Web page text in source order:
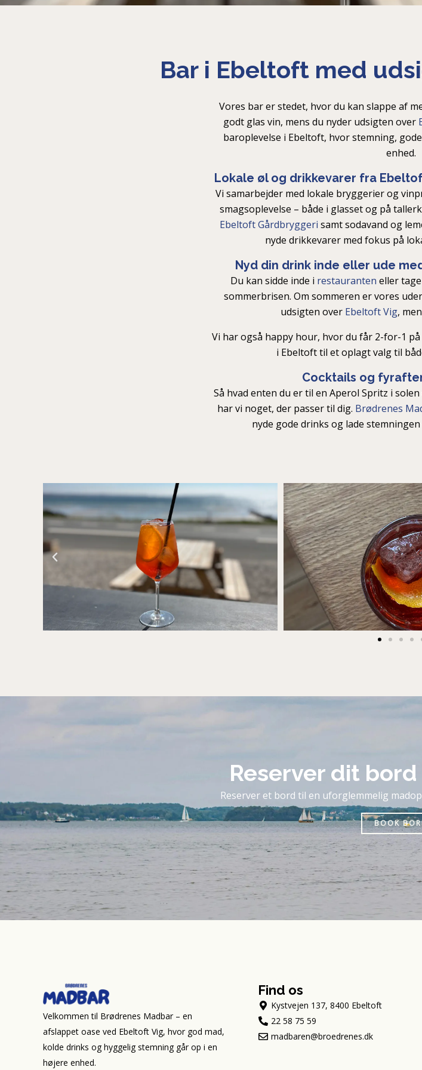
Bar i Ebeltoft med
Vores bar er stedet, hvor du kan slappe af
godt glas vin, mens du nyder udsigten over
baroplevelse i Ebeltoft, hvor stemning,
enhed.
Lokale øl og drikkevarer fra
Vi samarbejder med lokale bryggerier og
smagsoplevelse – både i glasset og på
Ebeltoft Gårdbryggeri samt sodavand og
nyde drikkevarer med fokus på
Nyd din drink inde eller ude
Du kan sidde inde i restauranten eller
sommerbrisen. Om sommeren er vores
udsigten over Ebeltoft Vig,
Vi har også happy hour, hvor du får 2-for-1
i Ebeltoft til et oplagt valg til
Cocktails og
Så hvad enten du er til en Aperol Spritz i
har vi noget, der passer til dig. Brødrenes
nyde gode drinks og lade
Reserver dit
Reserver et bord til en uforglemmelig
BOOK
Velkommen til Brødrenes Madbar – en
afslappet oase ved Ebeltoft Vig, hvor god mad,
kolde drinks og hyggelig stemning går op i en
højere enhed.
Find os
Kystvejen 137, 8400 Ebeltoft
22 58 75 59
madbaren@broedrenes.dk